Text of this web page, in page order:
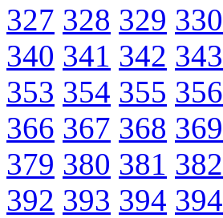
327 328 329 330
340 341 342 343
353 354 355 356
366 367 368 369
379 380 381 382
392 393 394 394